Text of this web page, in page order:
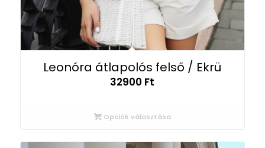
Leonóra átlapolós felső / Ekrü
32900 Ft
Opciók választása